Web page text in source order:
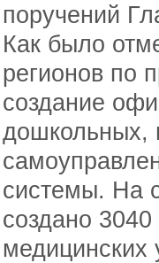
поручений
Как было
регионов по
создание
дошкольных,
системы. На
создано
медицинских